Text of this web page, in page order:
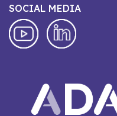
SOCIAL MEDIA